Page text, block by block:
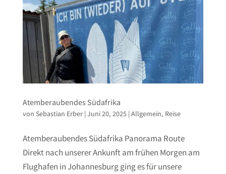
Atemberaubendes Südafrika
von Sebastian Erber| Juni 20, 2025| Allgemein, Reise
Atemberaubendes Südafrika Panorama Route
Direkt nach unserer Ankunft am frühen Morgen am
Flughafen in Johannesburg ging es für unsere